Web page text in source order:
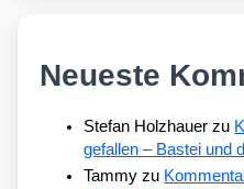
Neueste
Stefan Holzhauer zu
gefallen – Bastei und
Tammy zu